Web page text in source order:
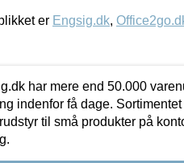
er Engsig.dk,
har mere end 50.000
indenfor få dage.
til små produkter på